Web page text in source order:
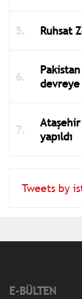
Ruhsat
devreye
yapıldı
Tweets by
E-BÜLTEN